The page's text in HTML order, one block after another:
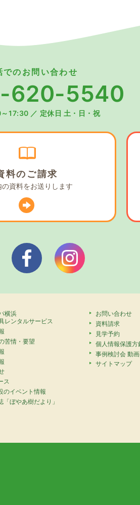
でのお問い合わせ
620-5540
17:30 ／ 定休日 土・日・祝
料の ご請求
の資料をお送りします
ぼやあ樹Youtubeシェルパフェイスブック
横浜
レンタルサービス
苦情・要望
ス
のイベント情報
「ぼやあ樹だより」
お問い合わせ
資料請求
見学予約
個人情報保護方
事例検討会 動
サイトマップ